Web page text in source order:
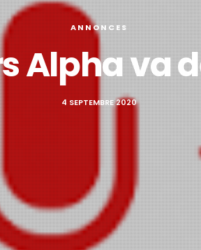
ANNONCES
Alpha va
4 SEPTEMBRE 2020